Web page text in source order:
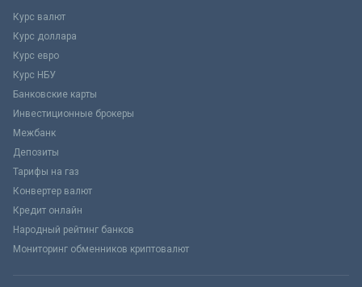
Курс валют
Курс доллара
Курс евро
Курс НБУ
Банковские карты
Инвестиционные брокеры
Межбанк
Депозиты
Тарифы на газ
Конвертер валют
Кредит онлайн
Народный рейтинг банков
Мониторинг обменников криптовалют